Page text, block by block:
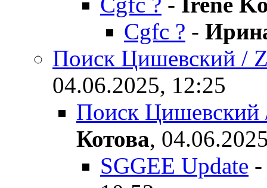
Cgfc ? -
Поиск Цишевский /
04.06.2025, 12:25
Поиск
Котова,
SGGEE Update